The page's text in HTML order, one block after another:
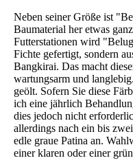
Neben seiner Größe ist
Baumaterial her etwas
Futterstationen wird
Fichte gefertigt, sondern
Bangkirai. Das macht
wartungsarm und
geölt. Sofern Sie diese
ich eine jährlich
dies jedoch nicht
allerdings nach ein bis
edle graue Patina an.
einer klaren oder einer